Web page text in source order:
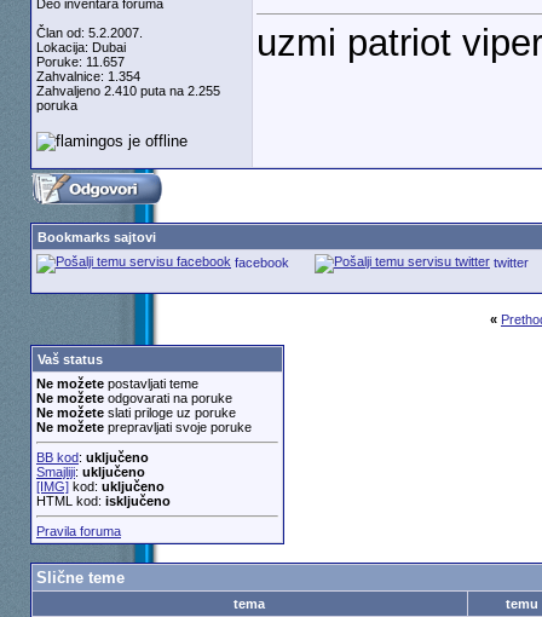
Deo inventara foruma
Član od: 5.2.2007.
Lokacija: Dubai
Poruke: 11.657
Zahvalnice: 1.354
Zahvaljeno 2.410 puta na 2.255
poruka
uzmi patriot
Bookmarks sajtovi
facebook
twitter
«
Vaš status
Ne možetepostavljati teme
Ne možeteodgovarati na poruke
Ne možeteslati priloge uz poruke
Ne možeteprepravljati svoje poruke
BB kod: uključeno
Smajliji: uključeno
[IMG]kod: uključeno
HTML kod: isključeno
Pravila foruma
Slične teme
tema
temu